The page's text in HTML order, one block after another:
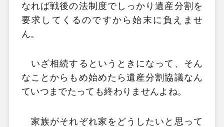
なれば戦後の法制度でしっかり遺産分割を
要求してくるのですから始末に負えませ
ん。
いざ相続するというときになって、そん
なことからもめ始めたら遺産分割協議なん
ていつまでたっても終わりませんよね。
家族がそれぞれ家をどうしたいと思って